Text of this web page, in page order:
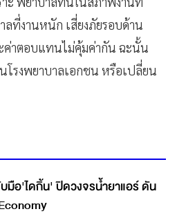
ลที่งานหนัก เสี่ยงภัยรอบด้าน
ค่าตอบแทนไม่คุ้มค่ากัน ฉะนั้น
รงพยาบาลเอกชน หรือเปลี่ยน
มือ'ไดกิ้น' ปิดวงจรน้ำยาแอร์ ดัน